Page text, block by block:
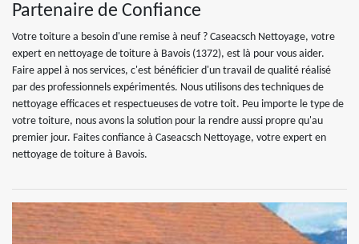
Partenaire de Confiance
Votre toiture a besoin d'une remise à neuf ? Caseacsch Nettoyage, votre
expert en nettoyage de toiture à Bavois (1372), est là pour vous aider.
Faire appel à nos services, c'est bénéficier d'un travail de qualité réalisé
par des professionnels expérimentés. Nous utilisons des techniques de
nettoyage efficaces et respectueuses de votre toit. Peu importe le type de
votre toiture, nous avons la solution pour la rendre aussi propre qu'au
premier jour. Faites confiance à Caseacsch Nettoyage, votre expert en
nettoyage de toiture à Bavois.